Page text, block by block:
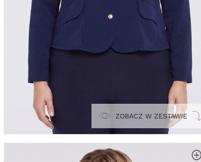
ZOBACZ W ZESTAWIE